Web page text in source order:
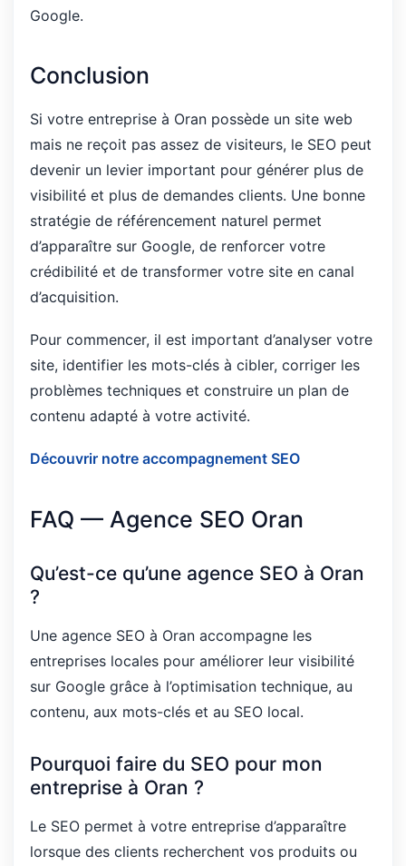
Google.
Conclusion
Si votre entreprise à Oran possède un site web
mais ne reçoit pas assez de visiteurs, le SEO peut
devenir un levier important pour générer plus de
visibilité et plus de demandes clients. Une bonne
stratégie de référencement naturel permet
d’apparaître sur Google, de renforcer votre
crédibilité et de transformer votre site en canal
d’acquisition.
Pour commencer, il est important d’analyser votre
site, identifier les mots-clés à cibler, corriger les
problèmes techniques et construire un plan de
contenu adapté à votre activité.
Découvrir notre accompagnement SEO
FAQ — Agence SEO Oran
Qu’est-ce qu’une agence SEO à Oran
?
Une agence SEO à Oran accompagne les
entreprises locales pour améliorer leur visibilité
sur Google grâce à l’optimisation technique, au
contenu, aux mots-clés et au SEO local.
Pourquoi faire du SEO pour mon
entreprise à Oran ?
Le SEO permet à votre entreprise d’apparaître
lorsque des clients recherchent vos produits ou